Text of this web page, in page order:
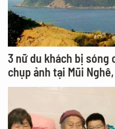
3 nữ du khách bị sóng
chụp ảnh tại Mũi